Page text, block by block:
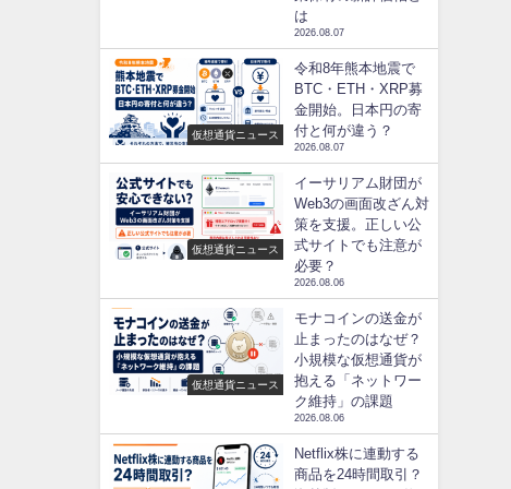
は
2026.08.07
仮想通貨ニュース
令和8年熊本地震で
BTC・ETH・XRP募
金開始。日本円の寄
付と何が違う？
2026.08.07
仮想通貨ニュース
イーサリアム財団が
Web3の画面改ざん対
策を支援。正しい公
式サイトでも注意が
必要？
2026.08.06
仮想通貨ニュース
モナコインの送金が
止まったのはなぜ？
小規模な仮想通貨が
抱える「ネットワー
ク維持」の課題
2026.08.06
Netflix株に連動する
商品を24時間取引？